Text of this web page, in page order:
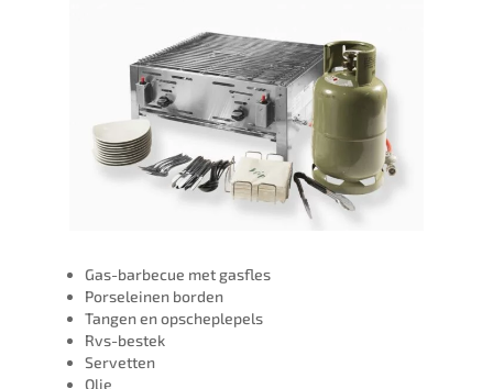
Gas-barbecue met gasfles
Porseleinen borden
Tangen en opscheplepels
Rvs-bestek
Servetten
Olie